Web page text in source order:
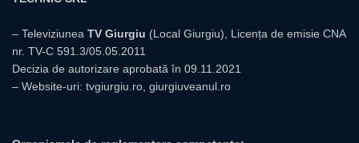
– Televiziunea TV Giurgiu (Local Giurgiu), Licența de emisie CNA
nr. TV-C 591.3/05.05.2011
Decizia de autorizare aprobată în 09.11.2021
– Website-uri: tvgiurgiu.ro giurgiuveanul.ro